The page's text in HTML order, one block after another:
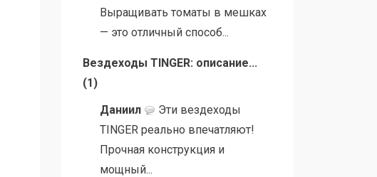
Выращивать томаты в мешках
— это отличный способ...
Вездеходы TINGER: описание...
(1)
Даниил
Эти вездеходы
TINGER реально впечатляют!
Прочная конструкция и
мощный...